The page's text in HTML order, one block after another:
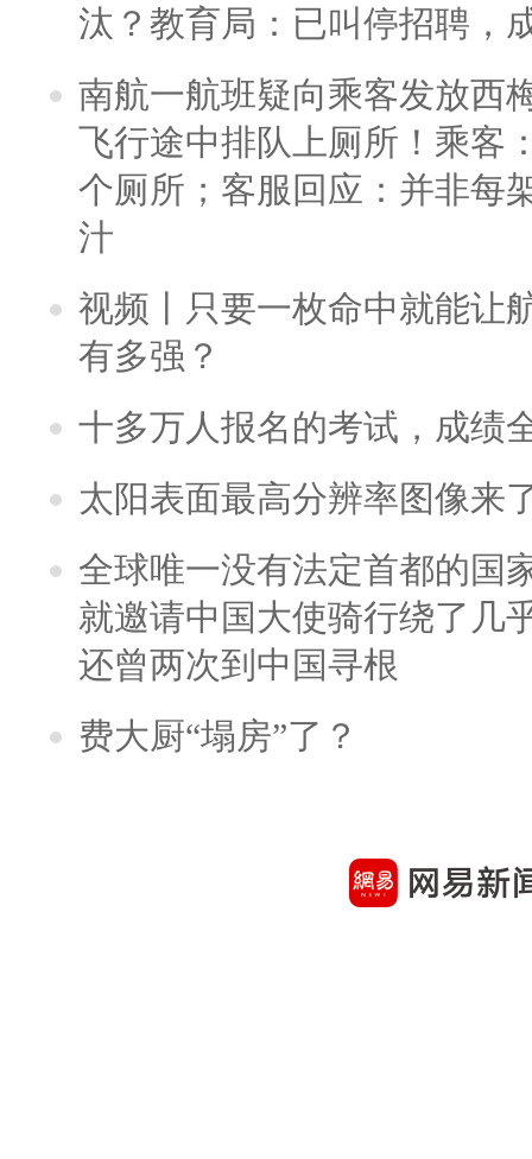
汰？教育局：已叫停招聘，
南航一航班疑向乘客发放西
飞行途中排队上厕所！乘客
个厕所；客服回应：并非每
汁
视频丨只要一枚命中就能让
有多强？
十多万人报名的考试，成绩
太阳表面最高分辨率图像来
全球唯一没有法定首都的国
就邀请中国大使骑行绕了几
还曾两次到中国寻根
费大厨“塌房”了？